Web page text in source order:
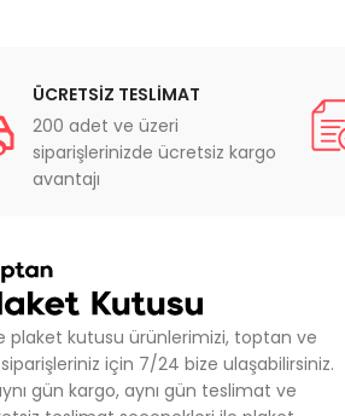
ÜCRETSİZ TESLİMAT
200 adet ve üzeri
siparişlerinizde ücretsiz kargo
avantajı
plaket kutusu ürünlerimizi, toptan ve
için 7/24 bize ulaşabilirsiniz.
gün kargo, aynı gün teslimat ve